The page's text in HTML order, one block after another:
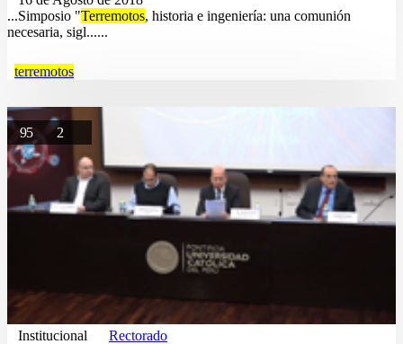
...Simposio "Terremotos, historia e ingeniería: una comunión
necesaria, sigl......
terremotos
95 2
Institucional Rectorado